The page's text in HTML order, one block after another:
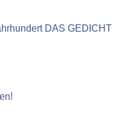
DAS GEDICHT